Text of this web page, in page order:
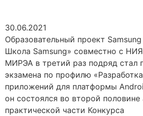
30.06.2021
Образовательный проект
Школа Samsung» совместно с
МИРЭА в третий раз подряд стал
экзамена по профилю
приложений для платформы
он состоялся во второй половине
практической части Конкурса